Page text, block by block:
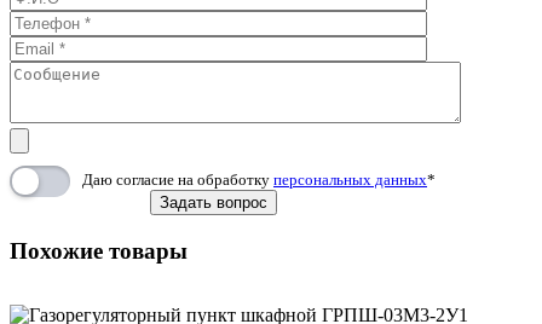
Даю согласие на обработку персональных данных*
Похожие товары